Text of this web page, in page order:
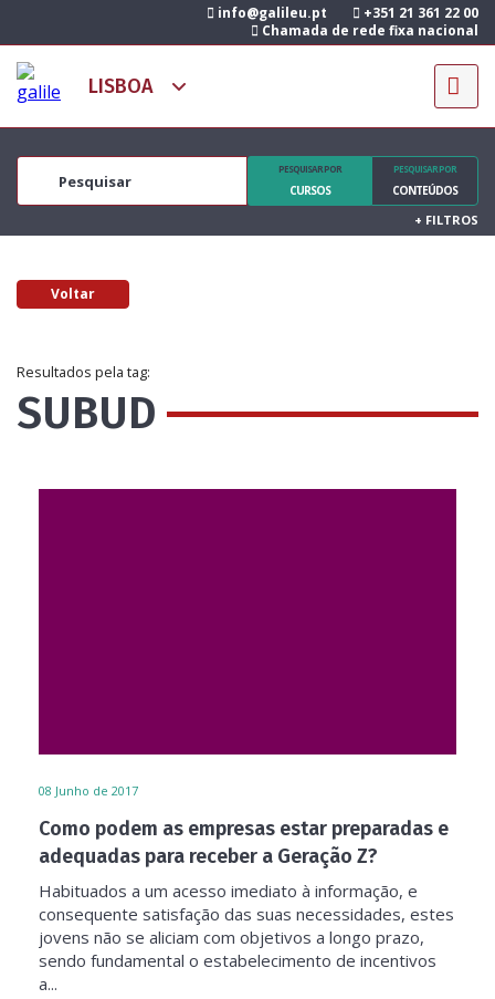
info@galileu.pt
+351 21 361 22 00
Chamada de rede fixa nacional
PESQUISAR POR
CURSOS
PESQUISAR POR
CONTEÚDOS
+ FILTROS
Voltar
Resultados pela tag:
SUBUD
08 Junho de 2017
Como podem as empresas estar preparadas e
adequadas para receber a Geração Z?
Habituados a um acesso imediato à informação, e
consequente satisfação das suas necessidades, estes
jovens não se aliciam com objetivos a longo prazo,
sendo fundamental o estabelecimento de incentivos
a...